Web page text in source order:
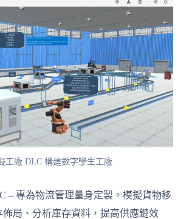
工廠 DLC 構建數字孿生工廠
– 專為物流管理量身定製。模擬貨物移
局、分析庫存資料，提高供應鏈效